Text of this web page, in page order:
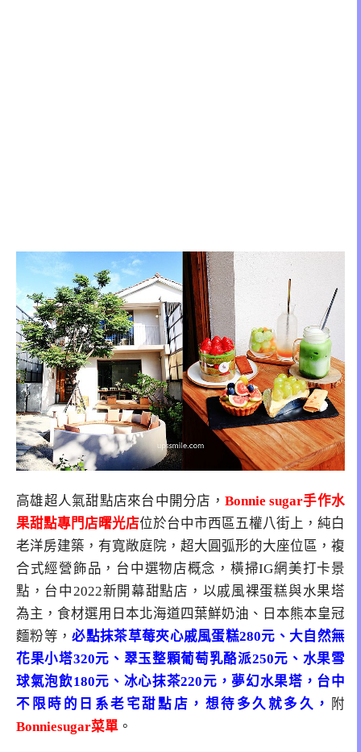
高雄超人氣甜點店來台中開分店， Bonnie sugar手作水
果甜點專門店曙光店位於台中市西區五權八街上，純白
老洋房建築，有寬敞庭院，超大圓弧形的大座位區，複
合式經營飾品，台中選物店概念，橫掃IG網美打卡景
點，台中2022新開幕甜點店，以戚風裸蛋糕與水果塔
為主，食材選用日本北海道四葉鮮奶油、日本熊本皇冠
麵粉等，必點抹茶草莓夾心戚風蛋糕280元、大自然無
花果小塔320元、翠玉整顆葡萄乳酪派250元、水果雪
球氣泡飲180元、冰心抹茶220元，夢幻水果塔，台中
不限時的日系老宅甜點店，想待多久就多久，
附
Bonniesugar菜單 。